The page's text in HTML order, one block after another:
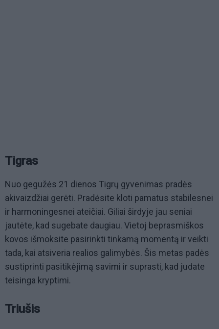
Tigras
Nuo gegužės 21 dienos Tigrų gyvenimas pradės
akivaizdžiai gerėti. Pradėsite kloti pamatus stabilesnei
ir harmoningesnei ateičiai. Giliai širdyje jau seniai
jautėte, kad sugebate daugiau. Vietoj beprasmiškos
kovos išmoksite pasirinkti tinkamą momentą ir veikti
tada, kai atsiveria realios galimybės. Šis metas padės
sustiprinti pasitikėjimą savimi ir suprasti, kad judate
teisinga kryptimi.
Triušis